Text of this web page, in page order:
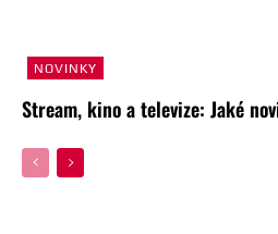
NOVINKY
Stream, kino a televize: Jaké